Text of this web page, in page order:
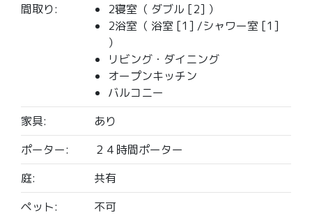
間取り:
2寝室（ ダブル [2] ）
2浴室（ 浴室 [1] /シャワー室 [1]
）
リビング・ダイニング
オープンキッチン
バルコニー
家具:
あり
ポーター:
２４時間ポーター
庭:
共有
ペット:
不可